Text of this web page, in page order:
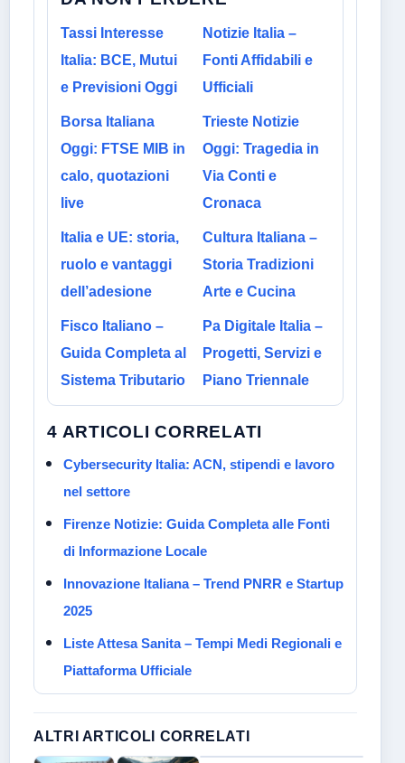
Tassi Interesse
Italia: BCE, Mutui
e Previsioni Oggi
Notizie Italia –
Fonti Affidabili e
Ufficiali
Borsa Italiana
Oggi: FTSE MIB in
calo, quotazioni
live
Trieste Notizie
Oggi: Tragedia in
Via Conti e
Cronaca
Italia e UE: storia,
ruolo e vantaggi
dell’adesione
Cultura Italiana –
Storia Tradizioni
Arte e Cucina
Fisco Italiano –
Guida Completa al
Sistema Tributario
Pa Digitale Italia –
Progetti, Servizi e
Piano Triennale
4 ARTICOLI CORRELATI
Cybersecurity Italia: ACN, stipendi e lavoro
nel settore
Firenze Notizie: Guida Completa alle Fonti
di Informazione Locale
Innovazione Italiana – Trend PNRR e Startup
2025
Liste Attesa Sanita – Tempi Medi Regionali e
Piattaforma Ufficiale
ALTRI ARTICOLI CORRELATI